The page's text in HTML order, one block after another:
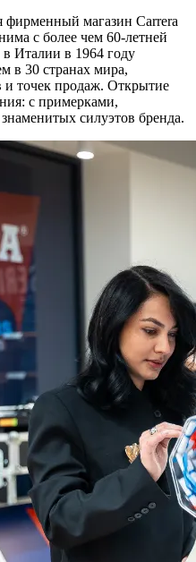
фирменный магазин Carrera
с более чем 60-летней
Италии в 1964 году
в 30 странах мира,
и точек продаж. Открытие
с примерками,
силуэтов бренда.